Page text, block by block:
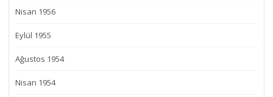
Nisan 1956
Eylül 1955
Ağustos 1954
Nisan 1954